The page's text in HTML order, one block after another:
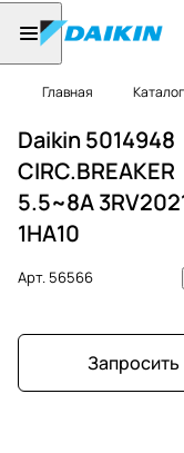
Главная Каталог
Daikin 5014948
CIRC.BREAKER
5.5~8A
1HA10
Арт. 56566
Запросить